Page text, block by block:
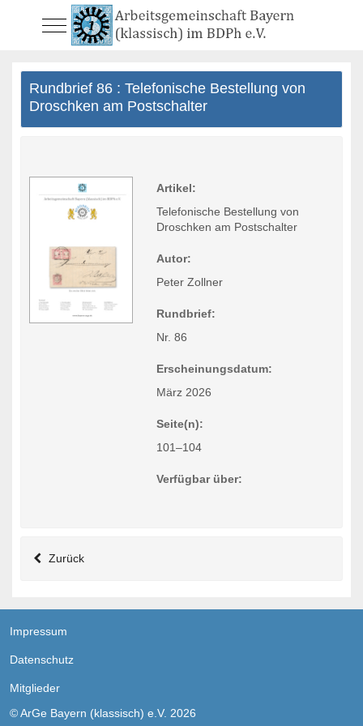
Mobile Menu Toggle
Rundbrief 86 : Telefonische Bestellung von
Droschken am Postschalter
Artikel:
Telefonische Bestellung von
Droschken am Postschalter
Autor:
Peter Zollner
Rundbrief:
Nr. 86
Erscheinungsdatum:
März 2026
Seite(n):
101–104
Verfügbar über:
Zurück
Impressum
Datenschutz
Mitglieder
© ArGe Bayern (klassisch) e.V. 2026